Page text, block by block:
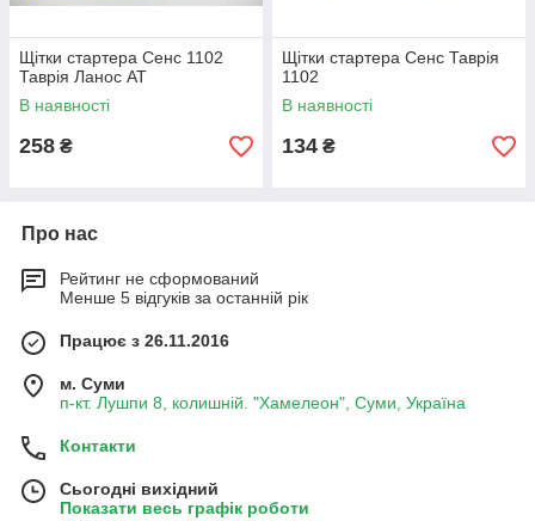
Щітки стартера Сенс 1102
Таврія Ланос АТ
В наявності
258 ₴
Щітки стартера Сенс Таврія
1102
В наявності
134 ₴
Про нас
Рейтинг не сформований
Менше 5 відгуків за останній рік
Працює з 26.11.2016
м. Суми
п-кт. Лушпи 8, колишній. "Хамелеон", Суми, Україна
Контакти
Сьогодні вихідний
Показати весь графік роботи